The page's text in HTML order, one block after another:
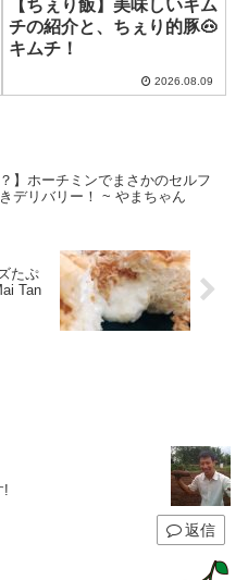
【ちぇり飯】美味しいキム
チの紹介と、ちぇり的豚🐽
キムチ！
2026.08.09
？】ホーチミンでまさかのセルフ
デリバリー！ ~ やまちゃん
たぷ
Tan
!
返信